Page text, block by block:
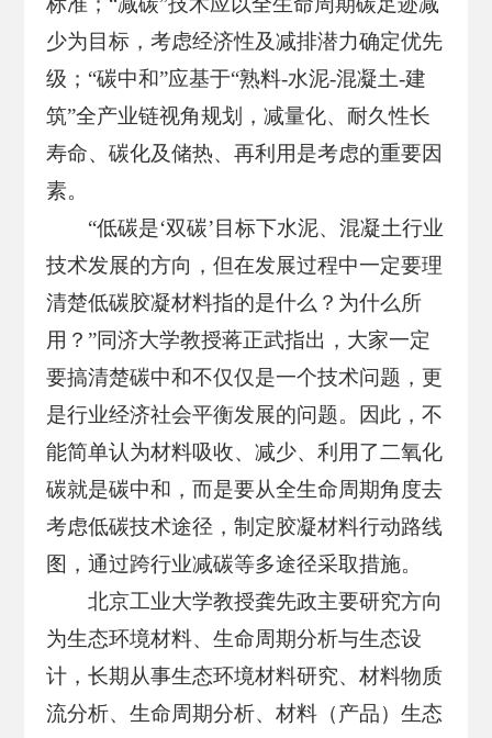
少为目标，考虑经济性及减排潜力确定优先
级；“碳中和”应基于“熟料-水泥-混凝土-建
筑”全产业链视角规划，减量化、耐久性长
寿命、碳化及储热、再利用是考虑的重要因
素。
“低碳是‘双碳’目标下水泥、混凝土行业
技术发展的方向，但在发展过程中一定要理
清楚低碳胶凝材料指的是什么？为什么所
用？”同济大学教授蒋正武指出，大家一定
要搞清楚碳中和不仅仅是一个技术问题，更
是行业经济社会平衡发展的问题。因此，不
能简单认为材料吸收、减少、利用了二氧化
碳就是碳中和，而是要从全生命周期角度去
考虑低碳技术途径，制定胶凝材料行动路线
图，通过跨行业减碳等多途径采取措施。
北京工业大学教授龚先政主要研究方向
为生态环境材料、生命周期分析与生态设
计，长期从事生态环境材料研究、材料物质
流分析、生命周期分析、材料（产品）生态